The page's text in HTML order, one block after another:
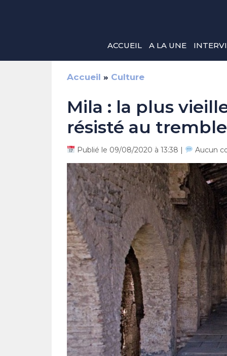
ACCUEIL A LA UNE
Accueil » Culture
Mila : la plus
résisté au
Publié le 09/08/2020 à 13:38 | Aucun